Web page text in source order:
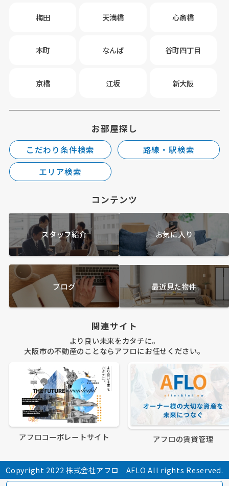
梅田 天満橋 心斎橋
本町 なんば 谷町四丁目
京橋 江坂 新大阪
お部屋探し
こだわり条件検索
路線・駅検索
エリア検索
コンテンツ
スタッフ紹介 お気に入り
ブログ 最近見た物件
関連サイト
より良い未来をカタチに。
大阪市の不動産のことならアフロにお任せください。
アフロコーポレートサイト アフロの賃貸管理
Copyright 2022 株式会社アフロ AFLO All rights Reserved.